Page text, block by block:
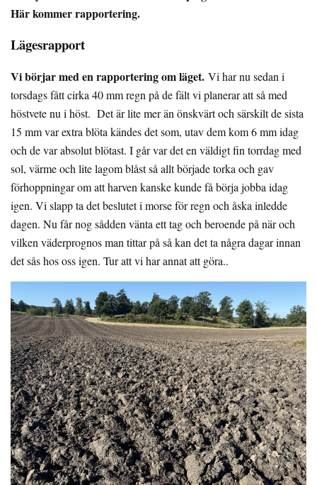
Här kommer rapportering.
Lägesrapport
Vi börjar med en rapportering om läget. Vi har nu sedan i
torsdags fått cirka 40 mm regn på de fält vi planerar att så med
höstvete nu i höst. Det är lite mer än önskvärt och särskilt de sista
15 mm var extra blöta kändes det som, utav dem kom 6 mm idag
och de var absolut blötast. I går var det en väldigt fin torrdag med
sol, värme och lite lagom blåst så allt började torka och gav
förhoppningar om att harven kanske kunde få börja jobba idag
igen. Vi slapp ta det beslutet i morse för regn och åska inledde
dagen. Nu får nog sådden vänta ett tag och beroende på när och
vilken väderprognos man tittar på så kan det ta några dagar innan
det sås hos oss igen. Tur att vi har annat att göra..